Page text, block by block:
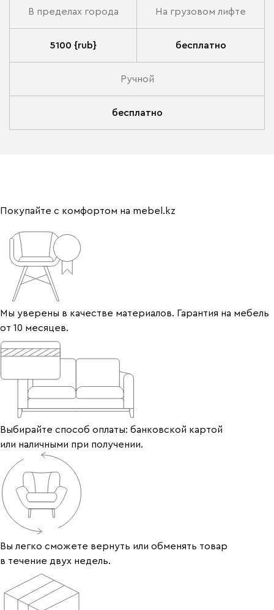
В пределах города На грузовом лифте
5100 {rub} бесплатно
Ручной
бесплатно
Покупайте с комфортом на mebel.kz
Мы уверены в качестве материалов. Гарантия на мебель
от 10 месяцев.
Выбирайте способ оплаты: банковской картой
или наличными при получении.
Вы легко сможете вернуть или обменять товар
в течение двух недель.